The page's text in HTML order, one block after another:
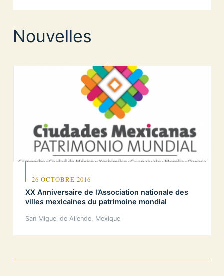
Nouvelles
26 OCTOBRE 2016
XX Anniversaire de l’Association nationale des
villes mexicaines du patrimoine mondial
San Miguel de Allende, Mexique